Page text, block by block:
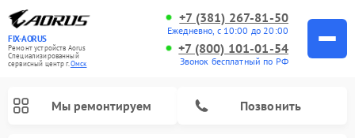
FIX-AORUS
Ремонт устройств Aorus
Специализированный
cервисный центр г.Омск
+7 (381) 267-81-50
Ежедневно, с 10:00 до 20:00
+7 (800) 101-01-54
Звонок бесплатный по РФ
Мы ремонтируем Позвонить